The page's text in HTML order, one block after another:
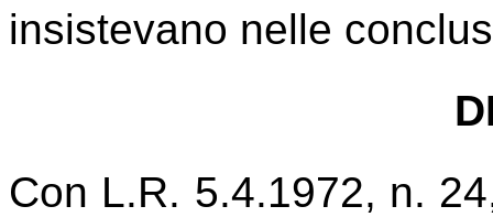
insistevano nelle
Con L.R. 5.4.1972, n.